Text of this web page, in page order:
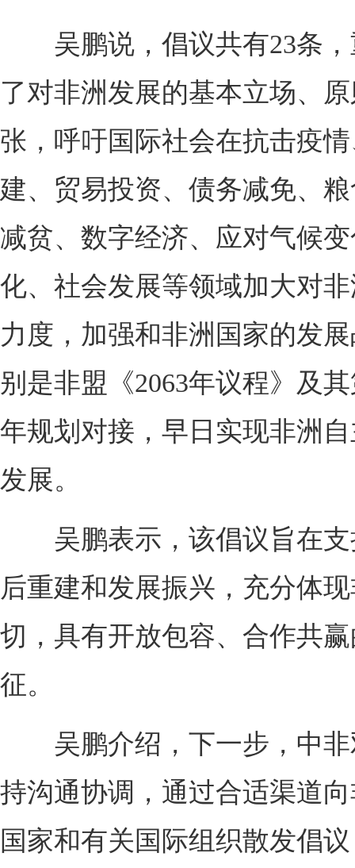
吴鹏说，倡议共有23条，
了对非洲发展的基本立场、
张，呼吁国际社会在抗击疫
建、贸易投资、债务减免、
减贫、数字经济、应对气候
化、社会发展等领域加大对
力度，加强和非洲国家的发
别是非盟《2063年议程》及
年规划对接，早日实现非洲
发展。
吴鹏表示，该倡议旨在支
后重建和发展振兴，充分体
切，具有开放包容、合作共
征。
吴鹏介绍，下一步，中非
持沟通协调，通过合适渠道
国家和有关国际组织散发倡